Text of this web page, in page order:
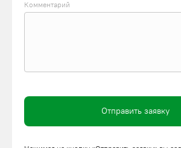
Комментарий
Отправить заявку